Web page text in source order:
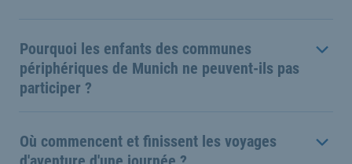
Pourquoi les enfants des communes
périphériques de Munich ne peuvent-ils pas
participer ?
Où commencent et finissent les voyages